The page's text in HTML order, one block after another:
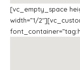
[vc_empty_space
width=”1/